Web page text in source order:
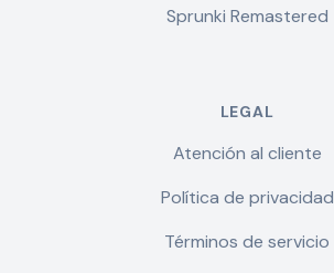
Sprunki Remastered
LEGAL
Atención al cliente
Política de privacidad
Términos de servicio